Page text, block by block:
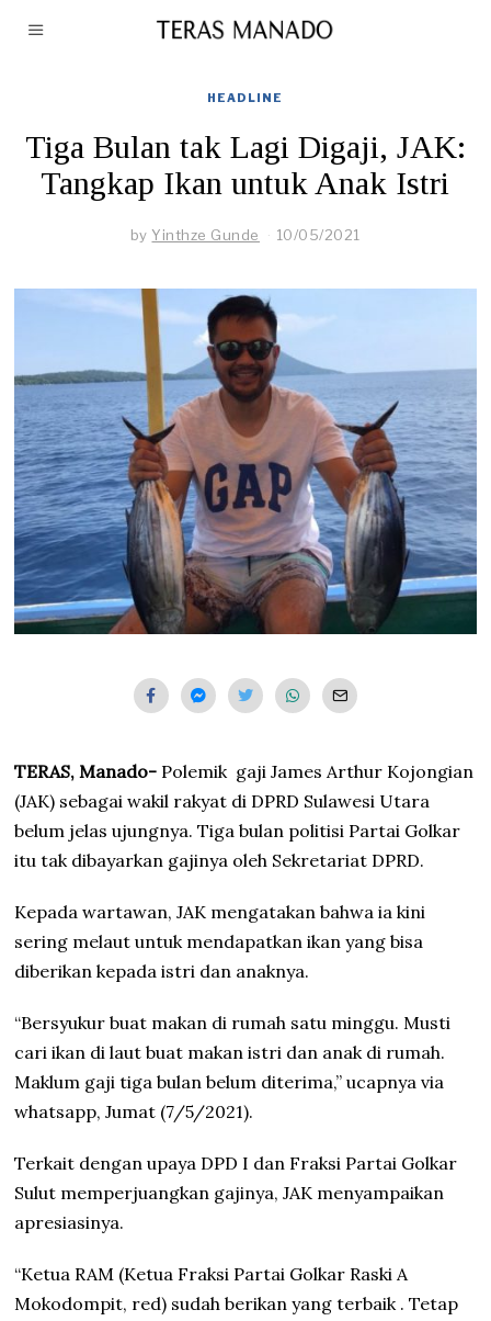
HEADLINE
Tiga Bulan tak Lagi Digaji, JAK:
Tangkap Ikan untuk Anak Istri
by Yinthze Gunde 10/05/2021
TERAS, Manado- Polemik gaji James Arthur Kojongian
(JAK) sebagai wakil rakyat di DPRD Sulawesi Utara
belum jelas ujungnya. Tiga bulan politisi Partai Golkar
itu tak dibayarkan gajinya oleh Sekretariat DPRD.
Kepada wartawan, JAK mengatakan bahwa ia kini
sering melaut untuk mendapatkan ikan yang bisa
diberikan kepada istri dan anaknya.
“Bersyukur buat makan di rumah satu minggu. Musti
cari ikan di laut buat makan istri dan anak di rumah.
Maklum gaji tiga bulan belum diterima,” ucapnya via
whatsapp, Jumat (7/5/2021).
Terkait dengan upaya DPD I dan Fraksi Partai Golkar
Sulut memperjuangkan gajinya, JAK menyampaikan
apresiasinya.
“Ketua RAM (Ketua Fraksi Partai Golkar Raski A
Mokodompit, red) sudah berikan yang terbaik . Tetap